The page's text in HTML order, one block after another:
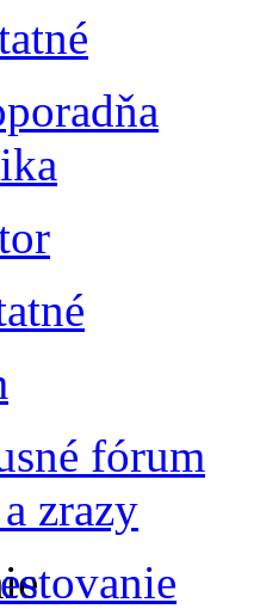
fórum
zrazy